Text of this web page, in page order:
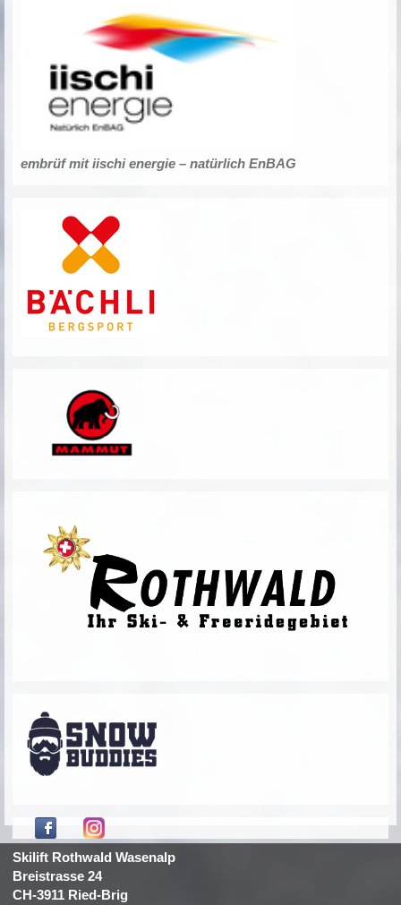
embrüf mit iischi energie – natürlich EnBAG
Skilift Rothwald Wasenalp
Breistrasse 24
CH-3911 Ried-Brig